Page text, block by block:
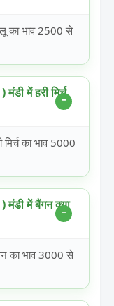
का भाव 2500 से
में हरी मिर्च
का भाव 5000
में बैंगन क्या
का भाव 3000 से